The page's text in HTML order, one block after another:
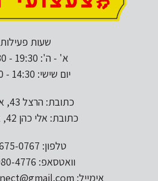
שעות פעילות
א' - ה': 19:30 - 08:30
יום שישי: 14:30 - 08:30
כתובת: הרצל 43, אשקלון
כתובת: אלי כהן 42, אשקלון
טלפון: 08-675-0767
וואטסאפ: 055-980-4776
אימייל: dubitoys.conect@gmail.com